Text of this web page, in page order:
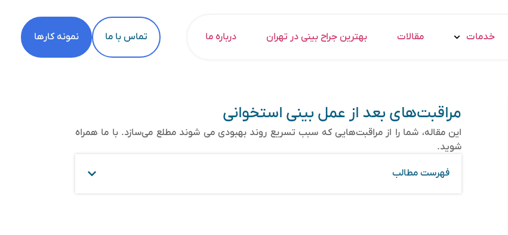
خدمات مقالات بهترین جراح بینی در تهران درباره ما تماس با ما نمونه کارها
مراقبت‌های بعد از عمل بینی استخوانی
این مقاله، شما را از مراقبت‌هایی که سبب تسریع روند بهبودی می شوند مطلع می‌سازد. با ما همراه
شوید.
فهرست مطالب